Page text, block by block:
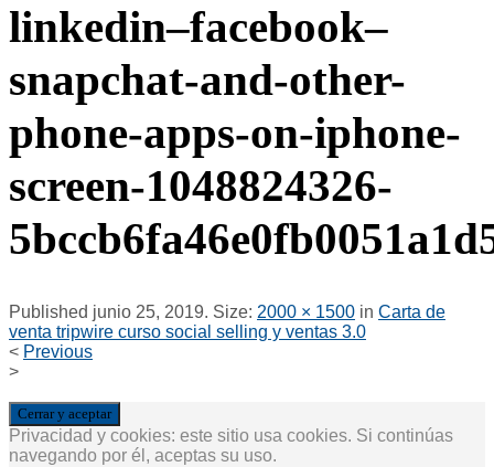
linkedin–facebook–
snapchat-and-other-
phone-apps-on-iphone-
screen-1048824326-
Published junio 25, 2019. Size: 2000 × 1500 in Carta de
venta tripwire curso social selling y ventas 3.0
< Previous
>
Privacidad y cookies: este sitio usa cookies. Si continúas
navegando por él, aceptas su uso.